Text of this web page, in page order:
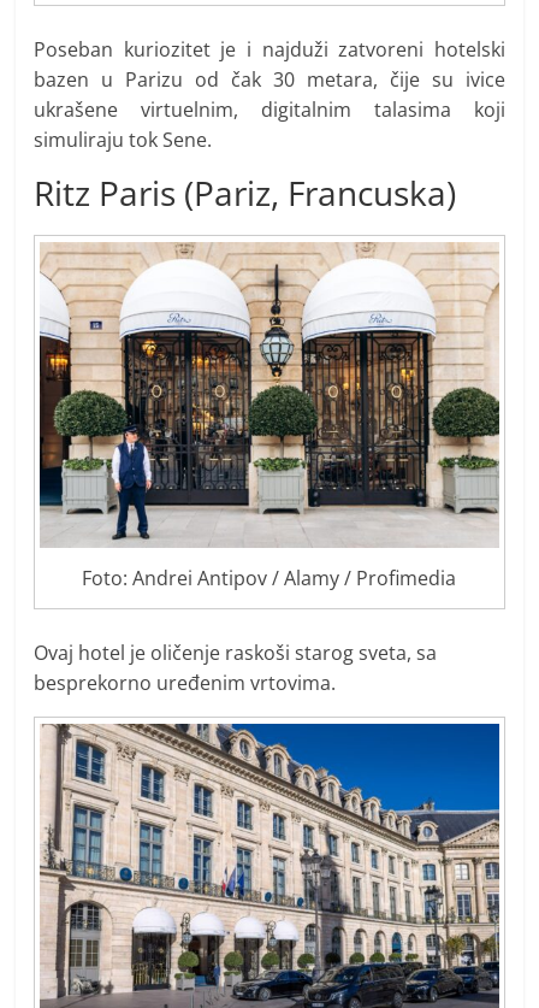
Poseban kuriozitet je i najduži zatvoreni hotelski
bazen u Parizu od čak 30 metara, čije su ivice
ukrašene virtuelnim, digitalnim talasima koji
simuliraju tok Sene.
Ritz Paris (Pariz, Francuska)
Foto: Andrei Antipov / Alamy / Profimedia
Ovaj hotel je oličenje raskoši starog sveta, sa
besprekorno uređenim vrtovima.